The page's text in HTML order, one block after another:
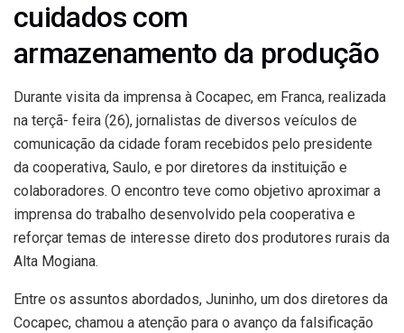
cuidados com
armazenamento da produção
Durante visita da imprensa à Cocapec, em Franca, realizada
na terçã- feira (26), jornalistas de diversos veículos de
comunicação da cidade foram recebidos pelo presidente
da cooperativa, Saulo, e por diretores da instituição e
colaboradores. O encontro teve como objetivo aproximar a
imprensa do trabalho desenvolvido pela cooperativa e
reforçar temas de interesse direto dos produtores rurais da
Alta Mogiana.
Entre os assuntos abordados, Juninho, um dos diretores da
Cocapec, chamou a atenção para o avanço da falsificação